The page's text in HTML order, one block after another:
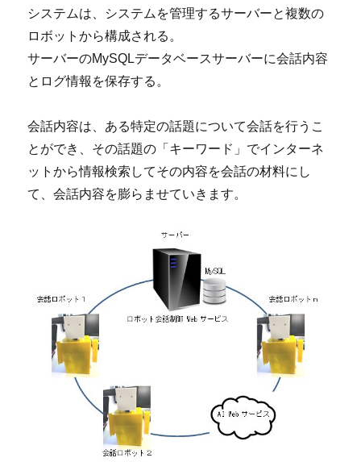
システムは、システムを管理するサーバーと複数の
ロボットから構成される。
サーバーのMySQLデータベースサーバーに会話内容
とログ情報を保存する。
会話内容は、ある特定の話題について会話を行うこ
とができ、その話題の「キーワード」でインターネ
ットから情報検索してその内容を会話の材料にし
て、会話内容を膨らませていきます。